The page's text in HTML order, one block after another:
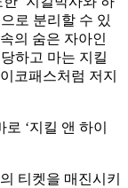
로 분리할 수 있
의 숨은 자아인
하고 마는 지킬
코패스처럼 저지
‘지킬 앤 하이
티켓을 매진시키